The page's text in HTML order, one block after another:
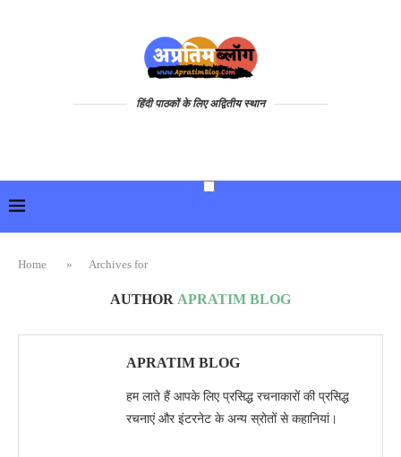
हिंदी पाठकों के लिए अद्वितीय स्थान
Home » Archives for
AUTHOR APRATIM BLOG
APRATIM BLOG
हम लाते हैं आपके लिए प्रसिद्ध रचनाकारों की प्रसिद्ध
रचनाएं और इंटरनेट के अन्य स्रोतों से कहानियां।